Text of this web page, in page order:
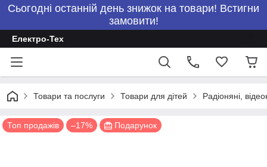
Сьогодні останній день знижок на товари! Встигни
замовити!
Електро-Тех
Товари та послуги Товари для дітей Радіоняні,
Топ продажів –17% Подарунок